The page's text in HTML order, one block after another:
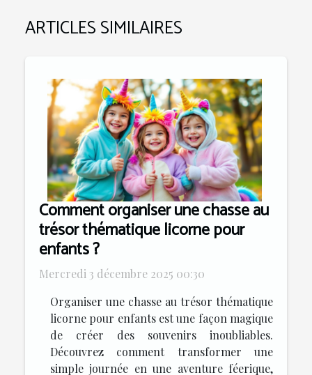
ARTICLES SIMILAIRES
Comment organiser une chasse au
trésor thématique licorne pour
enfants ?
Mercredi 3 décembre 2025 00:30
Organiser une chasse au trésor thématique
licorne pour enfants est une façon magique
de créer des souvenirs inoubliables.
Découvrez comment transformer une
simple journée en une aventure féerique,